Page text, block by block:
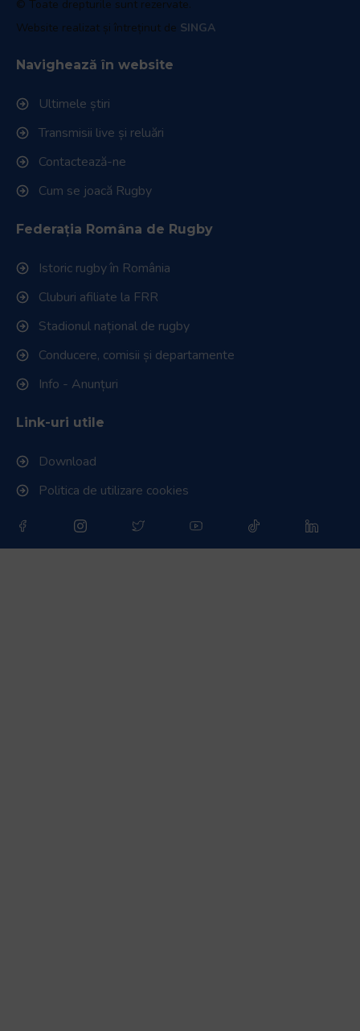
© Toate drepturile sunt rezervate.
Website realizat și întreținut de SINGA
Navighează în website
Ultimele știri
Transmisii live și reluări
Contactează-ne
Cum se joacă Rugby
Federația Româna de Rugby
Istoric rugby în România
Cluburi afiliate la FRR
Stadionul național de rugby
Conducere, comisii și departamente
Info - Anunțuri
Link-uri utile
Download
Politica de utilizare cookies